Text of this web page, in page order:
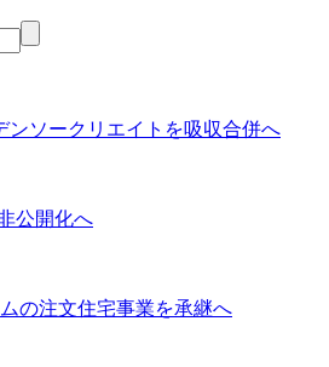
ンソークリエイトを吸収合併へ
公開化へ
の注文住宅事業を承継へ